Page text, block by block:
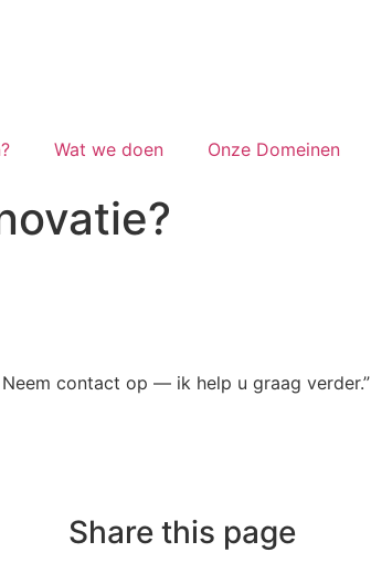
Wat we doen Onze Domeinen
contact op — ik help u graag verder.”
Share this page